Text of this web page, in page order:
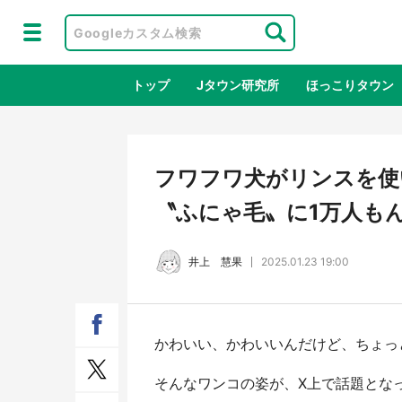
トップ Jタウン研究所 ほっこりタウン
地域×二次
だった鬼太郎グッズ買える 銀座・博
服
フワフワ犬がリンスを
〝ふにゃ毛〟に1万人
井上 慧果 2025.01.23 19:00
かわいい、かわいいんだけど、ちょ
そんなワンコの姿が、X上で話題とな